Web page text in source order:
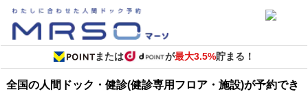
または が最大3.5%貯まる！
全国の人間ドック・健診(健診専用フロア・施設)が予約でき